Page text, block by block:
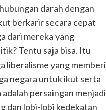
darah dengan
berkarir secara cepat
dari mereka yang
Tentu saja bisa. Itu
liberalisme yang memberi
negara untuk ikut serta
persaingan menjadi
dan lobi-lobi kedekatan